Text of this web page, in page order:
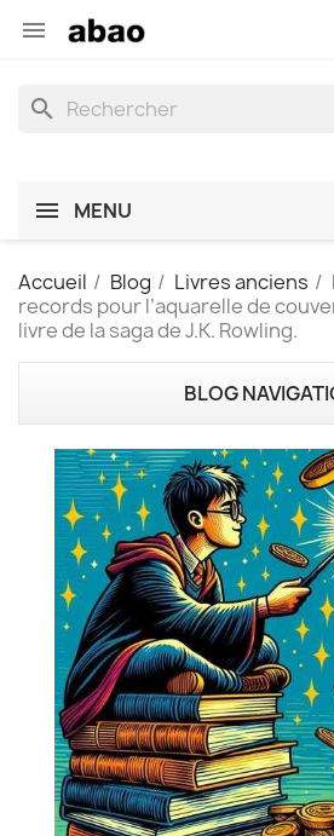

search
MENU
Accueil Blog Livres anciens
records pour l’aquarelle de
livre de la saga de J.K. Rowling.
BLOG